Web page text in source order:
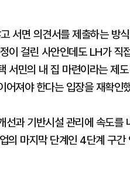
서면 의견서를 제출하는 방
이 걸린 사안인데도 LH가 직
서민의 내 집 마련이라는 제도
어져야 한다는 입장을 재확인
선과 기반시설 관리에 속도를
의 마지막 단계인 4단계 구간